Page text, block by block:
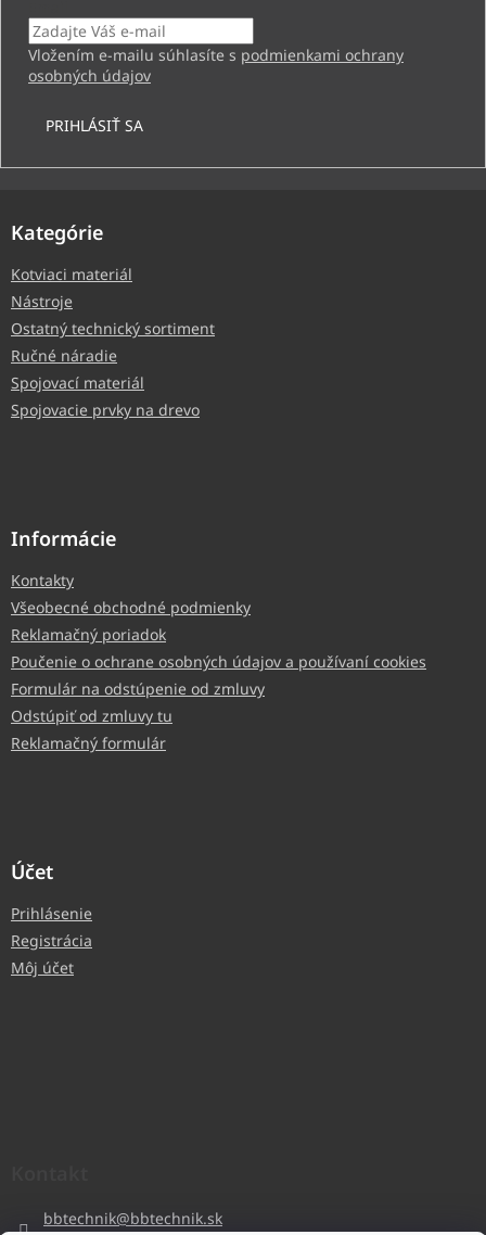
Vložením e-mailu súhlasíte s podmienkami ochrany
osobných údajov
PRIHLÁSIŤ SA
Kategórie
Kotviaci materiál
Nástroje
Ostatný technický sortiment
Ručné náradie
Spojovací materiál
Spojovacie prvky na drevo
Informácie
Kontakty
Všeobecné obchodné podmienky
Reklamačný poriadok
Poučenie o ochrane osobných údajov a používaní cookies
Formulár na odstúpenie od zmluvy
Odstúpiť od zmluvy tu
Reklamačný formulár
Účet
Prihlásenie
Registrácia
Môj účet
bbtechnik@bbtechnik.sk